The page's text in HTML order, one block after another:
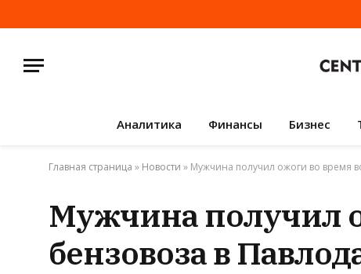
Аналитика Финансы Бизнес
Главная страница » Новости » Мужчина получил ожоги во время
Мужчина получил
бензовоза в